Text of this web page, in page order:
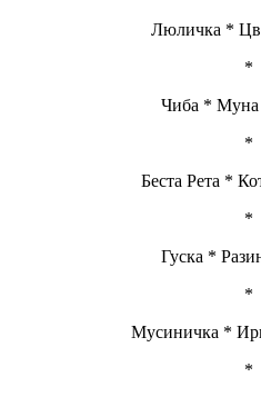
Люличка *
*
Чиба *
*
Беста Рета *
*
Гуска *
*
Мусиничка *
*